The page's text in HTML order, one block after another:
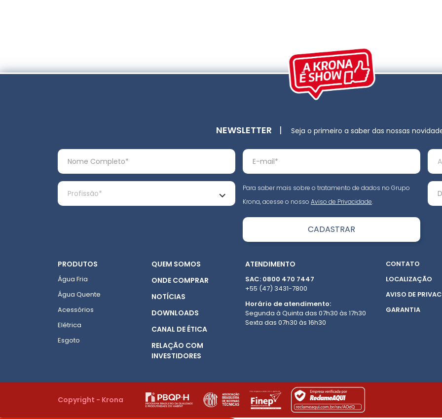
NEWSLETTER | Seja o primeiro a saber das nossas
Para saber mais sobre o tratamento de dados no Grupo
Krona, acesse o nosso Aviso de Privacidade.
PRODUTOS
Água Fria
Água Quente
Acessórios
Elétrica
Esgoto
QUEM SOMOS
ONDE COMPRAR
NOTÍCIAS
DOWNLOADS
CANAL DE ÉTICA
RELAÇÃO COM
INVESTIDORES
ATENDIMENTO
SAC: 0800 470 7447
+55 (47) 3431-7800
Horário de atendimento:
Segunda à Quinta das 07h30 às 17h30
Sexta das 07h30 às 16h30
CONTATO
LOCALIZAÇÃO
AVISO DE
GARANTIA
Copyright - Krona